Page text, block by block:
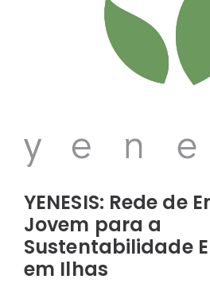
YENESIS: Rede de
Jovem para a
Sustentabilidade
em Ilhas